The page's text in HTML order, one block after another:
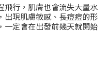
飛行，肌膚也會流失大量水
出現肌膚敏感、長痘痘的形
一定會在出發前幾天就開始